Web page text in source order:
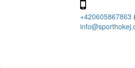
+420605867863